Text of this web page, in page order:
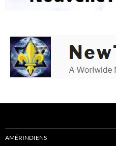
AMÉRINDIENS